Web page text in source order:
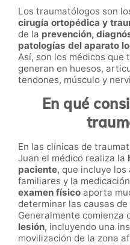
Los traumatólogos son
cirugía ortopédica y
de la prevención,
patologías del aparato
Así, son los médicos que
generan en huesos,
tendones, músculo y
En qué
En las clínicas de
Juan el médico realiza la
paciente, que incluye
familiares y la
examen físico aporta
determinar las causas
Generalmente comienza
lesión, incluyendo una
movilización de la zona